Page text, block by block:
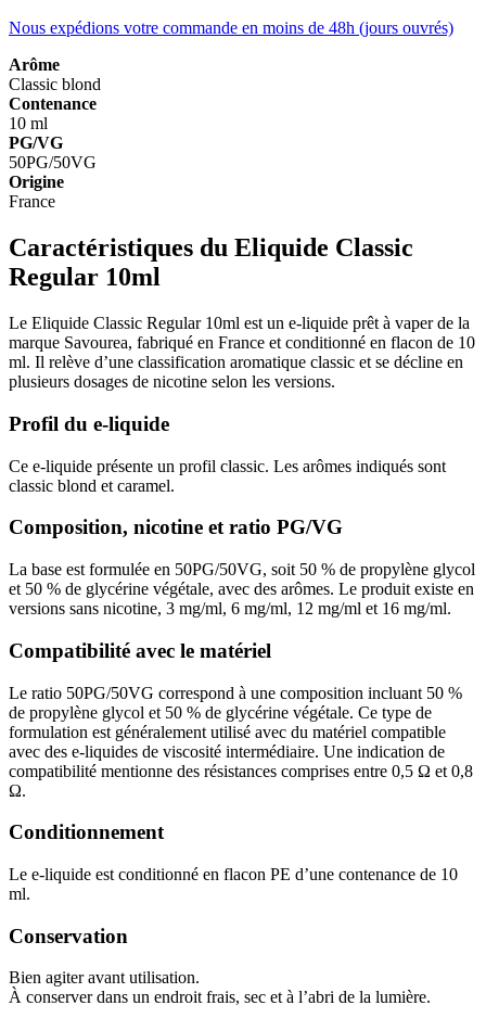
Nous expédions votre commande en moins de 48h (jours ouvrés)
Arôme
Classic blond
Contenance
10 ml
PG/VG
50PG/50VG
Origine
France
Caractéristiques du Eliquide Classic
Regular 10ml
Le Eliquide Classic Regular 10ml est un e-liquide prêt à vaper de la
marque Savourea, fabriqué en France et conditionné en flacon de 10
ml. Il relève d’une classification aromatique classic et se décline en
plusieurs dosages de nicotine selon les versions.
Profil du e-liquide
Ce e-liquide présente un profil classic. Les arômes indiqués sont
classic blond et caramel.
Composition, nicotine et ratio PG/VG
La base est formulée en 50PG/50VG, soit 50 % de propylène glycol
et 50 % de glycérine végétale, avec des arômes. Le produit existe en
versions sans nicotine, 3 mg/ml, 6 mg/ml, 12 mg/ml et 16 mg/ml.
Compatibilité avec le matériel
Le ratio 50PG/50VG correspond à une composition incluant 50 %
de propylène glycol et 50 % de glycérine végétale. Ce type de
formulation est généralement utilisé avec du matériel compatible
avec des e-liquides de viscosité intermédiaire. Une indication de
compatibilité mentionne des résistances comprises entre 0,5 Ω et 0,8
Ω.
Conditionnement
Le e-liquide est conditionné en flacon PE d’une contenance de 10
ml.
Conservation
Bien agiter avant utilisation.
À conserver dans un endroit frais, sec et à l’abri de la lumière.